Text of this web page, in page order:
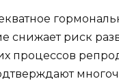
снижает риск
процессов